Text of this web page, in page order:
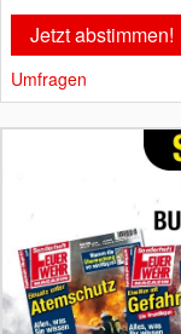
Umfragen